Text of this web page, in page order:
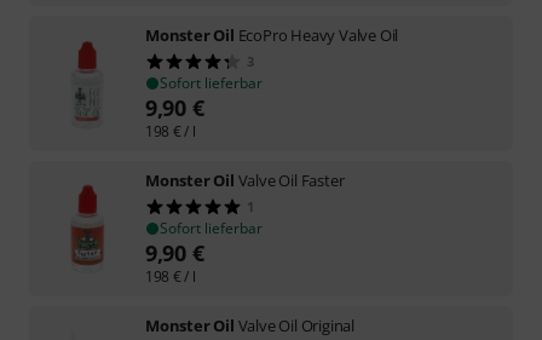
Monster Oil EcoPro Heavy Valve Oil
3
Sofort lieferbar
9,90 €
198 €/ l
Monster Oil Valve Oil Faster
1
Sofort lieferbar
9,90 €
198 €/ l
Monster Oil Valve Oil Original